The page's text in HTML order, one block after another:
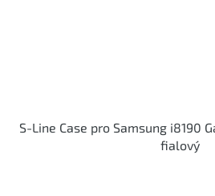
S-Line Case pro Samsung i8190
fialový